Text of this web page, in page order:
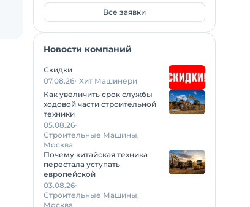
Все заявки
Новости компаний
Скидки
07.08.26 Хит Машинери
Как увеличить срок службы
ходовой части строительной
техники
05.08.26
Строительные Машины,
Москва
Почему китайская техника
перестала уступать
европейской
03.08.26
Строительные Машины,
Москва